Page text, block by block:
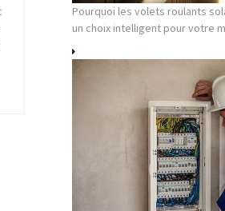
Pourquoi les volets roulants
un choix intelligent pour votre